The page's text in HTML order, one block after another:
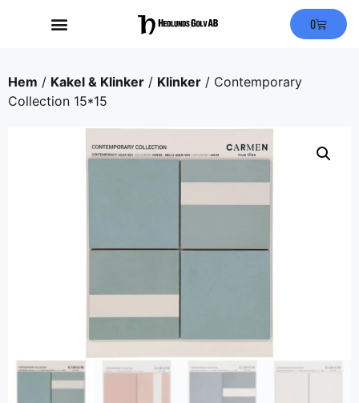
0
Hem / Kakel & Klinker / Klinker / Contemporary
Collection 15*15